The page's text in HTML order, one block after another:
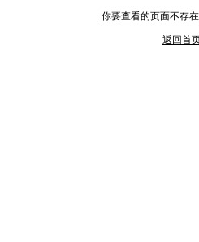
你要查看的页面不存
返回首